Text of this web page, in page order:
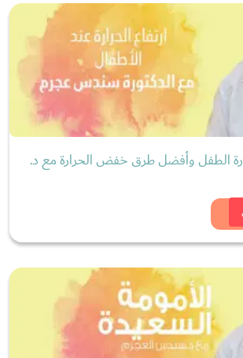
الطفل وأفضل طرق خفض الحرارة مع د.